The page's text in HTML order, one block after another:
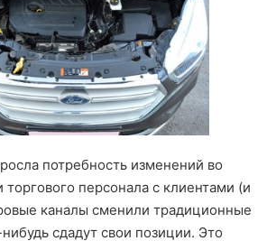
потребность изменений во
торгового персонала с клиентами (и
каналы сменили традиционные
сдадут свои позиции. Это